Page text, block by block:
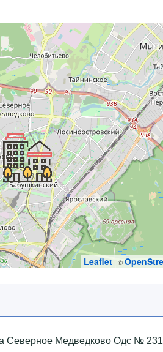
Leaflet | ©
Северное Медведково Одс №